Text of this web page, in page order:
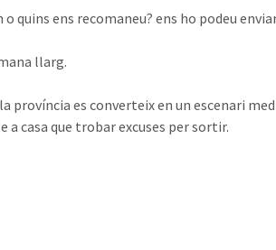
quins ens recomaneu? ens ho podeu
llarg.
la província es converteix en un escenari
a casa que trobar excuses per sortir.